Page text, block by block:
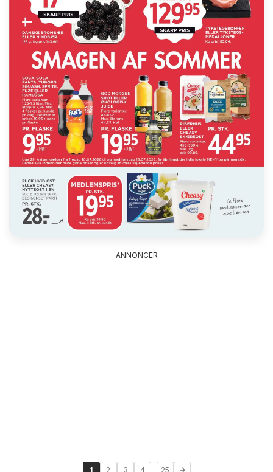
ANNONCER
1 2 3 4 ... 25